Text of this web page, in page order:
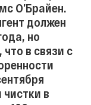
О’Брайен.
должен
но
в связи с
в